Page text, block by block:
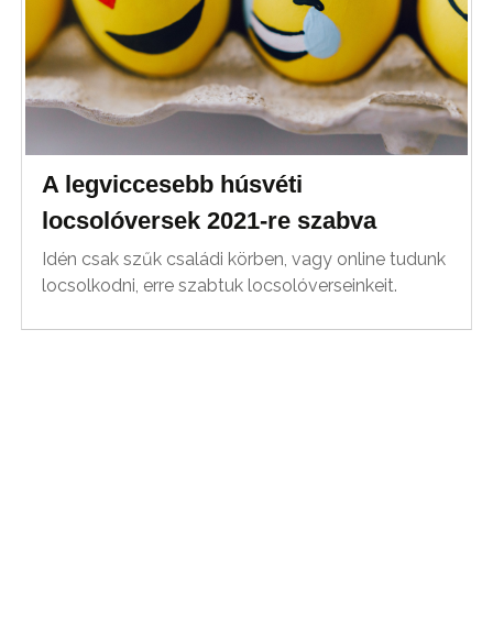
A legviccesebb húsvéti
locsolóversek 2021-re szabva
Idén csak szűk családi körben, vagy online tudunk
locsolkodni, erre szabtuk locsolóverseinkeit.